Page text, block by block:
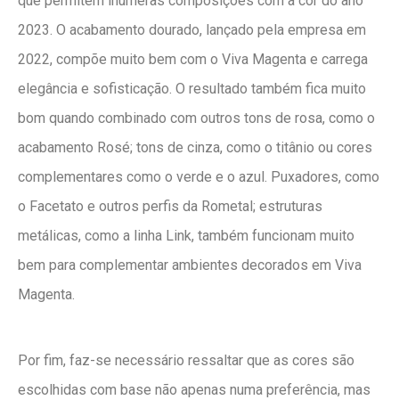
2023. O acabamento dourado, lançado pela empresa em
2022, compõe muito bem com o Viva Magenta e carrega
elegância e sofisticação. O resultado também fica muito
bom quando combinado com outros tons de rosa, como o
acabamento Rosé; tons de cinza, como o titânio ou cores
complementares como o verde e o azul. Puxadores, como
o Facetato e outros perfis da Rometal; estruturas
metálicas, como a linha Link, também funcionam muito
bem para complementar ambientes decorados em Viva
Magenta.
Por fim, faz-se necessário ressaltar que as cores são
escolhidas com base não apenas numa preferência, mas